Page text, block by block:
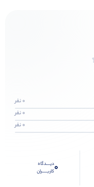
0 نفر
0 نفر
0 نفر
0دیــــدگاه
کاربـــــران